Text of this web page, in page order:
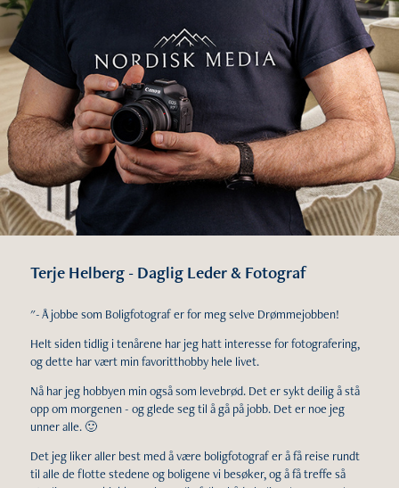
Terje Helberg - Daglig Leder & Fotograf
"- Å jobbe som Boligfotograf er for meg selve Drømmejobben!
Helt siden tidlig i tenårene har jeg hatt interesse for fotografering,
og dette har vært min favoritthobby hele livet.
Nå har jeg hobbyen min også som levebrød. Det er sykt deilig å stå
opp om morgenen - og glede seg til å gå på jobb. Det er noe jeg
unner alle. 🙂
Det jeg liker aller best med å være boligfotograf er å få reise rundt
til alle de flotte stedene og boligene vi besøker, og å få treffe så